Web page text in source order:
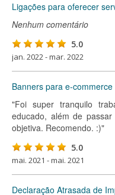
Ligações para oferecer
Nenhum comentário
5.0
jan. 2022 - mar. 2022
Banners para e-commerce
"Foi super tranquilo
educado, além de
objetiva. Recomendo. :)"
5.0
mai. 2021 - mai. 2021
Declaração Atrasada de